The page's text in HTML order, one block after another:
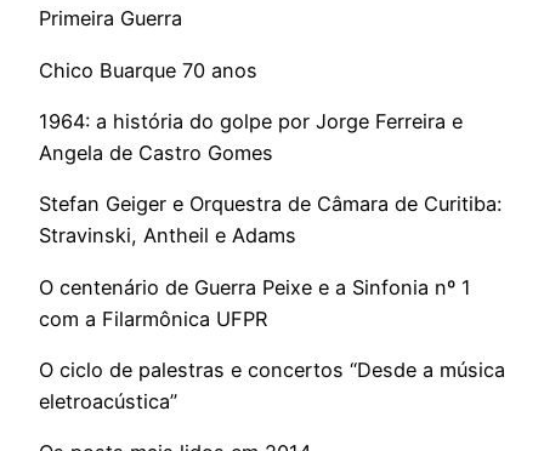
Primeira Guerra
Chico Buarque 70 anos
1964: a história do golpe por Jorge Ferreira e
Angela de Castro Gomes
Stefan Geiger e Orquestra de Câmara de Curitiba:
Stravinski, Antheil e Adams
O centenário de Guerra Peixe e a Sinfonia nº 1
com a Filarmônica UFPR
O ciclo de palestras e concertos “Desde a música
eletroacústica”